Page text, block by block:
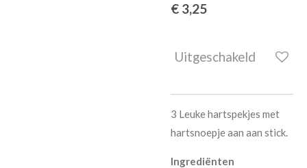
€ 3,25
Uitgeschakeld
3 Leuke hartspekjes met
hartsnoepje aan aan stick.
Ingrediënten